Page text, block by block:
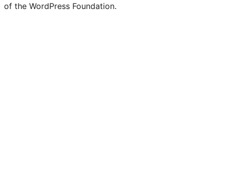
of the WordPress Foundation.